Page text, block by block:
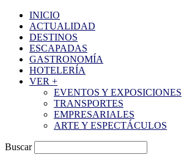
INICIO
ACTUALIDAD
DESTINOS
ESCAPADAS
GASTRONOMÍA
HOTELERÍA
VER +
EVENTOS Y EXPOSICIONES
TRANSPORTES
EMPRESARIALES
ARTE Y ESPECTÁCULOS
Buscar